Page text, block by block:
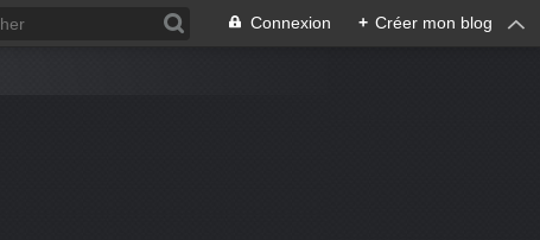
Connexion + Créer mon blog